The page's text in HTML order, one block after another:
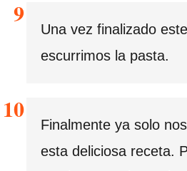
Una vez finalizado
escurrimos la pasta.
Finalmente ya solo
esta deliciosa receta.